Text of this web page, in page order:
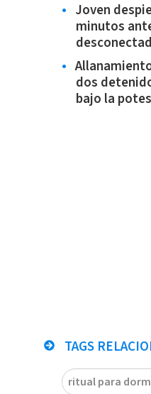
Joven
minutos
dos
bajo la
TAGS
ritual para